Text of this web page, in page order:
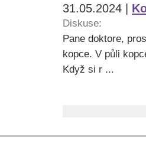
31.05.2024 |
Diskuse:
Pane doktore,
kopce. V půli
Když si r ...